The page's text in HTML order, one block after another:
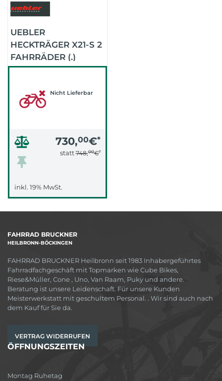
UEBLER
HECKTRÄGER X21-S 2
FAHRRÄDER (.)
Nicht Lieferbar
730,00€*
statt748,00€*
inkl. 19% MwSt.
FAHRRAD BRUCKNER
HEILBRONN-BÖCKINGEN
FAHRRAD BRUCKNER Heilbronn seit 1983 Inhabergeführtes
Fahrradfachgeschäft mit Topmarken wie Cube Bikes,
Riese&Müller, Cone , Uno, Van Raam, Puky und andere.
Beratung ist unsere Leidenschaft. Für unsere Kunden
Meisterwerkstatt mit geschultem Personal. . Wir sind auch nach
dem Kauf für Sie da.
VERTRAG WIDERRUFEN
ÖFFNUNGSZEITEN
Montag Ruhetag